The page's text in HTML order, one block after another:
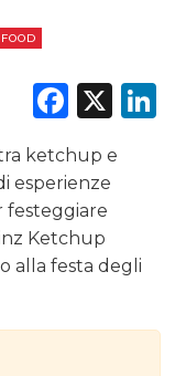
FOOD
X
tra ketchup e
esperienze
festeggiare
Ketchup
alla festa degli